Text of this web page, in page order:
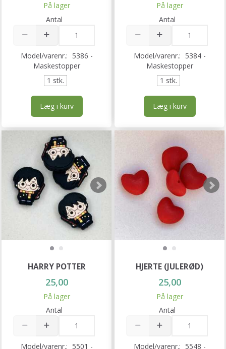
På lager
Antal
Model/varenr.: 5386 -
Maskestopper
1 stk.
Læg i kurv
På lager
Antal
Model/varenr.: 5384 -
Maskestopper
1 stk.
Læg i kurv
HARRY POTTER
25,00
På lager
Antal
Model/varenr.: 5501 -
HJERTE (JULERØD)
25,00
På lager
Antal
Model/varenr.: 5548 -